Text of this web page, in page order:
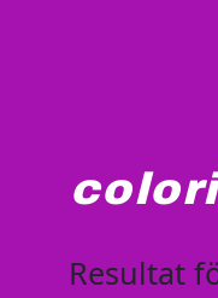
Resultat